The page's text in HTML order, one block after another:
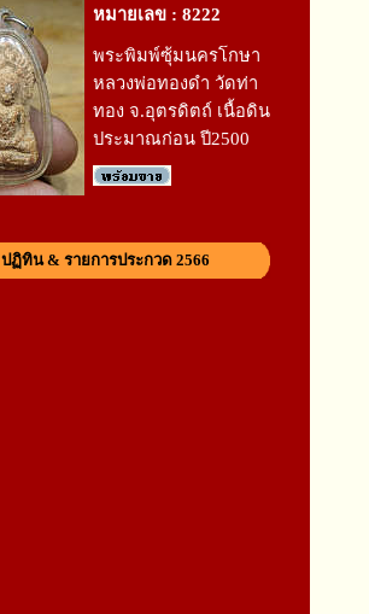
หมายเลข : 8222
พระพิมพ์ซุ้มนครโกษา
หลวงพ่อทองดำ วัดท่า
ทอง จ.อุตรดิตถ์ เนื้อดิน
ประมาณก่อน ปี2500
ปฏิทิน & รายการประกวด 2566